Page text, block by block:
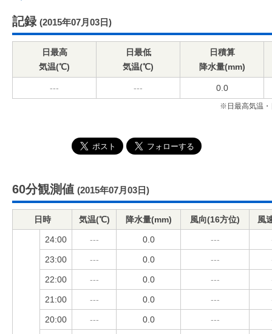
記録 (2015年07月03日)
日最高
気温(℃)
日最低
気温(℃)
日積算
降水量(mm)
--- --- 0.0
※日最高気温・
60分観測値 (2015年07月03日)
日時 気温(℃) 降水量(mm) 風向(16方位) 風
24:00 --- 0.0 ---
23:00 --- 0.0 ---
22:00 --- 0.0 ---
21:00 --- 0.0 ---
20:00 --- 0.0 ---